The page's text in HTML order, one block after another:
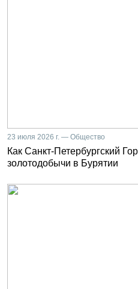
23 июля 2026 г. — Общество
Как Санкт-Петербургский
золотодобычи в Бурятии